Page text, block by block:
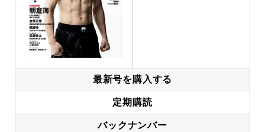
最新号を購入する
定期購読
バックナンバー